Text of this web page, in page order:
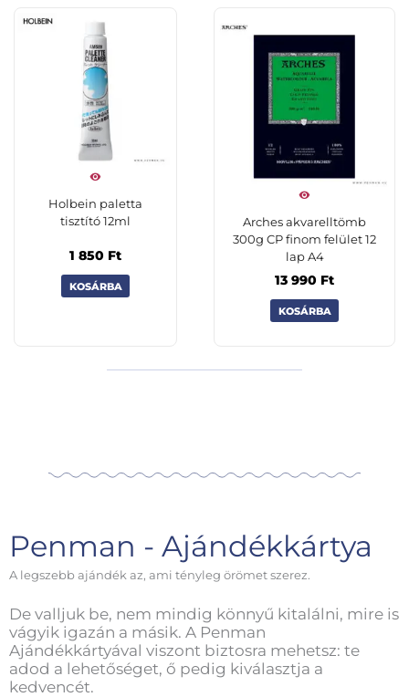
Holbein paletta
tisztító 12ml
1 850 Ft
KOSÁRBA
Arches akvarelltömb
300g CP finom felület 12
lap A4
13 990 Ft
KOSÁRBA
Penman - Ajándékkártya
A legszebb ajándék az, ami tényleg örömet szerez.
De valljuk be, nem mindig könnyű kitalálni, mire is
vágyik igazán a másik. A Penman
Ajándékkártyával viszont biztosra mehetsz: te
adod a lehetőséget, ő pedig kiválasztja a
kedvencét.